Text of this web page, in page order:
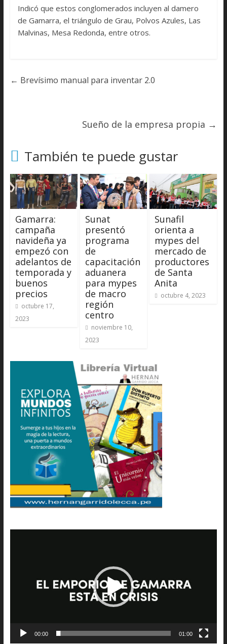
Indicó que estos conglomerados incluyen al damero
de Gamarra, el triángulo de Grau, Polvos Azules, Las
Malvinas, Mesa Redonda, entre otros.
← Brevísimo manual para inventar 2.0
Sueño de la empresa propia →
También te puede gustar
Gamarra:
campaña
navideña ya
empezó con
adelantos de
temporada y
buenos
precios
octubre 17,
2023
Sunat
presentó
programa
de
capacitación
aduanera
para mypes
de macro
región
centro
noviembre 10,
2023
Sunafil
orienta a
mypes del
mercado de
productores
de Santa
Anita
octubre 4, 2023
00:00 01:00